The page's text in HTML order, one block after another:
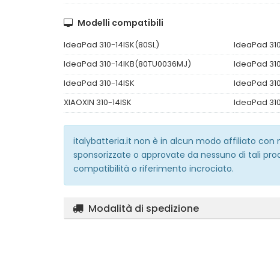
Modelli compatibili
IdeaPad 310-14ISK(80SL) IdeaPad
IdeaPad 310-14IKB(80TU0036MJ)
IdeaPad
IdeaPad 310-14ISK
IdeaPad
XIAOXIN 310-14ISK
IdeaPad
italybatteria.it non è in alcun modo affiliato con
sponsorizzate o approvate da nessuno di tali
compatibilità o riferimento incrociato.
Modalità di spedizione